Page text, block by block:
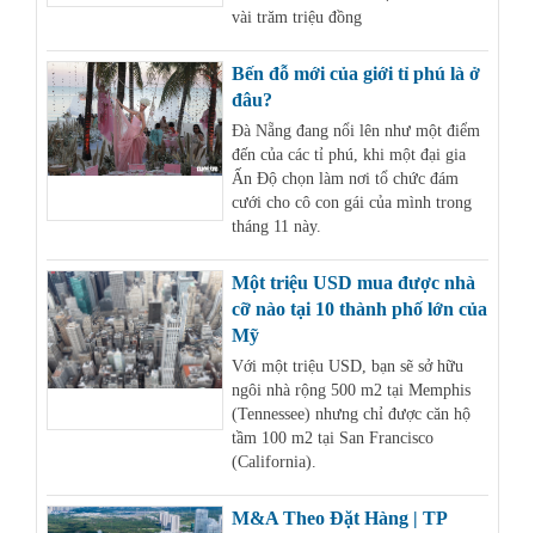
vài trăm triệu đồng
Bến đỗ mới của giới tỉ phú là ở
đâu?
Đà Nẵng đang nổi lên như một điểm
đến của các tỉ phú, khi một đại gia
Ấn Độ chọn làm nơi tổ chức đám
cưới cho cô con gái của mình trong
tháng 11 này.
Một triệu USD mua được nhà
cỡ nào tại 10 thành phố lớn của
Mỹ
Với một triệu USD, bạn sẽ sở hữu
ngôi nhà rộng 500 m2 tại Memphis
(Tennessee) nhưng chỉ được căn hộ
tầm 100 m2 tại San Francisco
(California).
M&A Theo Đặt Hàng | TP